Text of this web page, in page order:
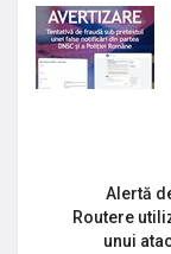
Alertă
Routere
unui